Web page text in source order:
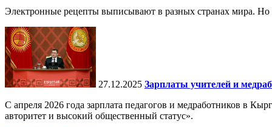
Электронные рецепты выписывают в разных странах мира. Но
27.12.2025 Зарплаты учителей и
С апреля 2026 года зарплата педагогов и медработников в
авторитет и высокий общественный статус».